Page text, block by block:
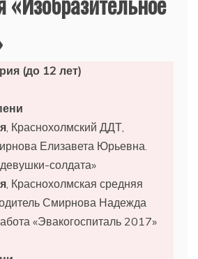
(до 12 лет)
, Краснохолмский ДДТ,
Елизавета Юрьевна.
солдата»
, Краснохолмская средняя
Смирнова Надежда
«Эвакогоспиталь 2017»